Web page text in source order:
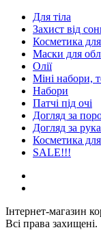
Для тіла
Захист від
Косметика для
Маски для
Олії
Міні набори,
Набори
Патчі під очі
Догляд за
Догляд за
Косметика для
SALE!!!
Інтернет-магазин
Всі права захищені.